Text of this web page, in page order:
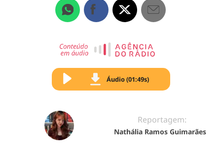
Áudio (01:49s)
Reportagem:
Nathália Ramos Guimarães